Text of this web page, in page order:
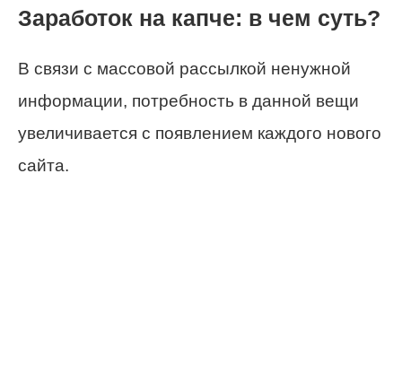
Заработок на капче: в чем суть?
В связи с массовой рассылкой ненужной
информации, потребность в данной вещи
увеличивается с появлением каждого нового
сайта.